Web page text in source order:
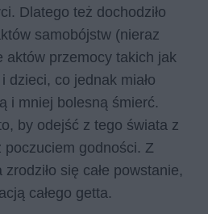
Dlatego też dochodziło
samobójstw (nieraz
aktów przemocy takich jak
dzieci, co jednak miało
i mniej bolesną śmierć.
by odejść z tego świata z
godności. Z
się całe powstanie,
całego getta.